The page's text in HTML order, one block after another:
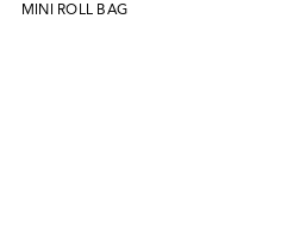
MINI ROLL BAG